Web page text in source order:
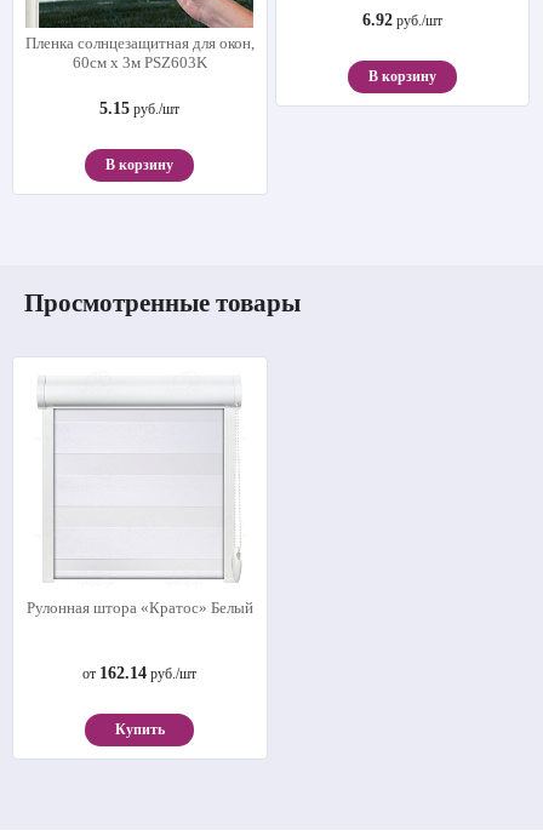
Пленка солнцезащитная для окон,
60см х 3м PSZ603K
5.15 руб./шт
В корзину
6.92руб./шт
В корзину
Просмотренные товары
Рулонная штора «Кратос» Белый
от 162.14 руб./шт
Купить